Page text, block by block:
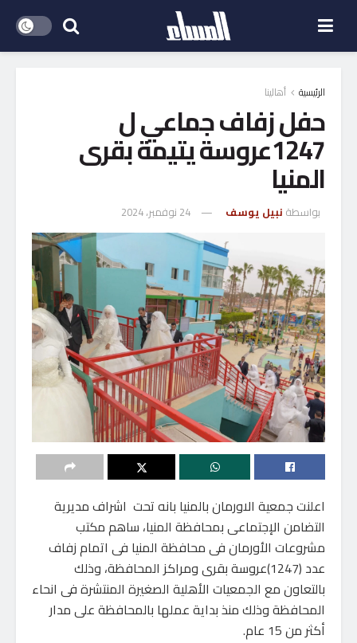
الرئيسية أهالينا
حفل زفاف جماعي ل
1247عروسة يتيمة بقرى
المنيا
بواسطة نبيل يوسف 24 نوفمبر، 2024
اعلنت جمعية الاورمان بالمنيا بانه تحت اشراف مديرية
التضامن الإجتماعى بمحافظة المنيا، ساهم مكتب
مشروعات الأورمان فى محافظة المنيا فى اتمام زفاف
عدد (1247)عروسة بقرى ومراكز المحافظة، وذلك
بالتعاون مع الجمعيات الأهلية الصغيرة المنتشرة فى انحاء
المحافظة وذلك منذ بداية عملها بالمحافظة على مدار
أكثر من 15 عام.